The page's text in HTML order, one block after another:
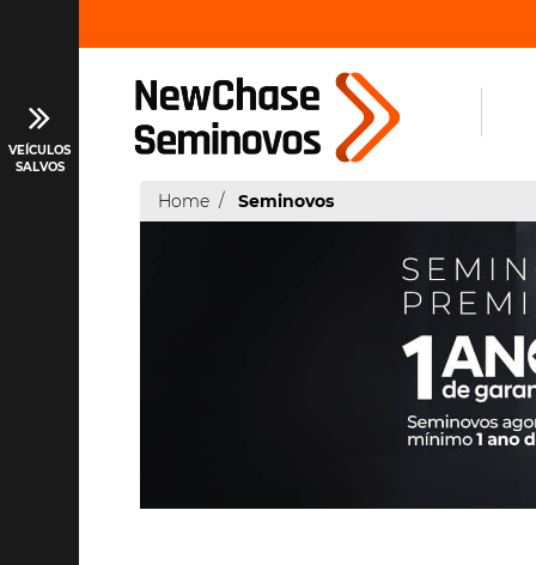
VEÍCULOS
SALVOS
Home Seminovos